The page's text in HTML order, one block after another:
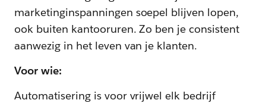
marketinginspanningen soepel blijven lopen,
ook buiten kantooruren. Zo ben je consistent
aanwezig in het leven van je klanten.
Voor wie:
Automatisering is voor vrijwel elk bedrijf